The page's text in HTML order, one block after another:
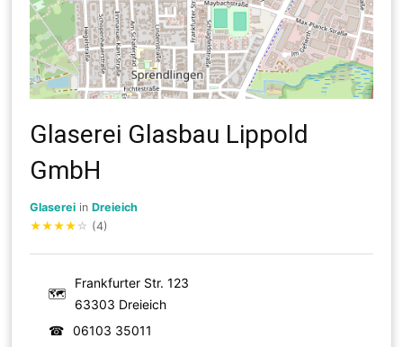
Glaserei Glasbau Lippold
GmbH
Glaserei inDreieich
★★★★ ☆ (4)
🗺
Frankfurter Str. 123
63303 Dreieich
☎
06103 35011